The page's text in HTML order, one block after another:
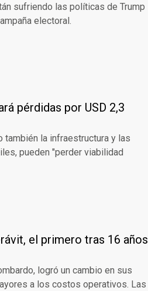
sufriendo las políticas de Trump
electoral.
pérdidas por USD 2,3
también la infraestructura y las
pueden "perder viabilidad
el primero tras 16 años
logró un cambio en sus
a los costos operativos. Las